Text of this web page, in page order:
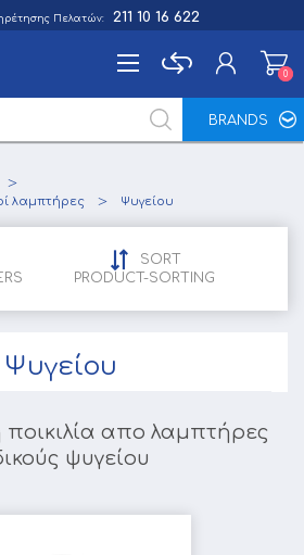
Πελατών: 211 10 16 622
BRANDS
00
λαμπτήρες
Ψυγείου
SORT
PRODUCT-SORTING
Ψυγείου
ποικιλία απο λαμπτήρες
ψυγείου